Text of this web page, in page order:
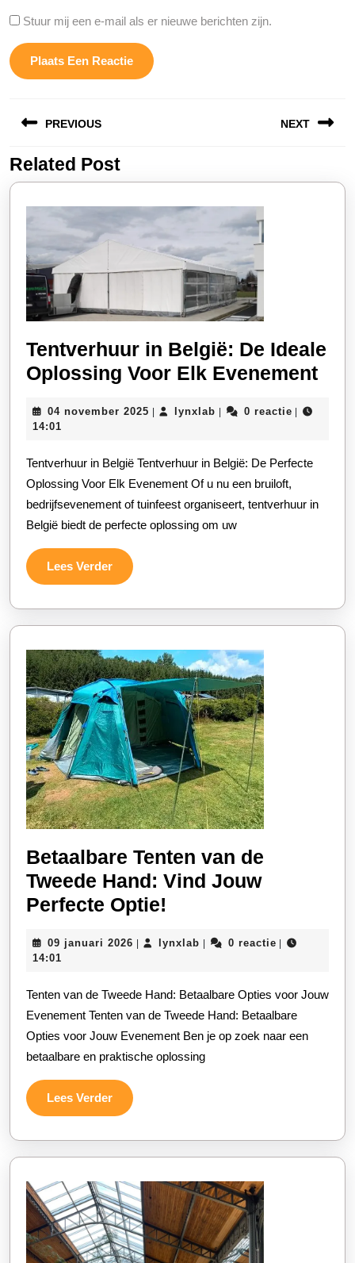
Stuur mij een e-mail als er nieuwe berichten zijn.
PREVIOUS
Vorige
bericht:
NEXT
bericht:
Related Post
Tentverhuur in België: De Ideale
Oplossing Voor Elk Evenement
04 november 2025 04
lynxlab lynxlab0 reactie
14:01
Tentverhuur in België Tentverhuur in België: De Perfecte
Oplossing Voor Elk Evenement Of u nu een bruiloft,
bedrijfsevenement of tuinfeest organiseert, tentverhuur in
België biedt de perfecte oplossing om uw
Lees VerderLees
Verder
Betaalbare Tenten van de
Tweede Hand: Vind Jouw
Perfecte Optie!
van
Tweede
Hand:
Vind
Jouw
09 januari 2026 09
| lynxlab lynxlab
| 0 reactie |
14:01
Tenten van de Tweede Hand: Betaalbare Opties voor Jouw
Evenement Tenten van de Tweede Hand: Betaalbare
Opties voor Jouw Evenement Ben je op zoek naar een
betaalbare en praktische oplossing
Lees VerderLees
Verder